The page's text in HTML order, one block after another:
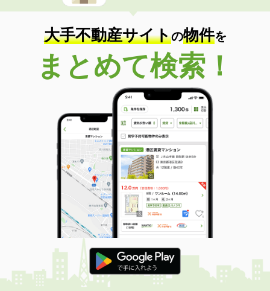
大手不動産サイトの物件を
まとめて検索！